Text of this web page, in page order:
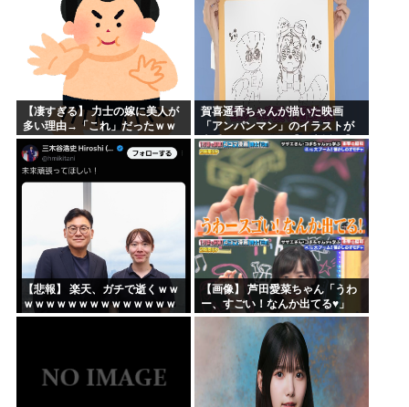
【凄すぎる】 力士の嫁に美人が
多い理由→「これ」だったｗｗ
ｗｗｗｗｗ
賀喜遥香ちゃんが描いた映画
「アンパンマン」のイラストが
上手すぎる！！！【乃木坂46】
【悲報】 楽天、ガチで逝くｗｗ
ｗｗｗｗｗｗｗｗｗｗｗｗｗｗ
ｗｗｗｗ
【画像】 芦田愛菜ちゃん「うわ
ー、すごい！なんか出てる♥」